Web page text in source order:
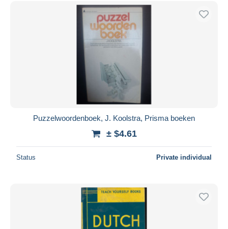
Bank transfer
MasterCard
Bancontact
Seller's residence
Puzzelwoordenboek, J. Koolstra, Prisma boeken
± $4.61
Status Private individual